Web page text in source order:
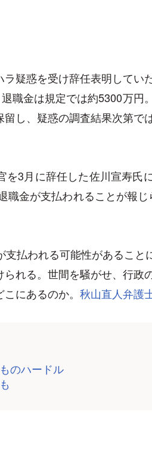
疑惑を受け辞任表明してい
職金は規定では約5300万円
し、疑惑の調査結果次第で
を3月に辞任した佐川宣寿氏
職金が支払われることが報じ
払われる可能性があること
れる。世間を騒がせ、行政
にあるのか。 秋山直人弁護
のハードル